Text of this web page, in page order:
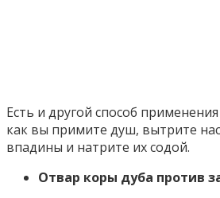
Есть и другой способ
как вы примите душ, вытрите
впадины и натрите их содой.
Отвар коры дуба против